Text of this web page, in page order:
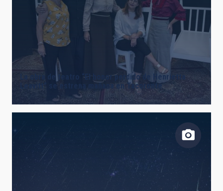
La obra de teatro “El honor perdido de Henrietta
Leavitt” se estrena mañana en Tacoronte